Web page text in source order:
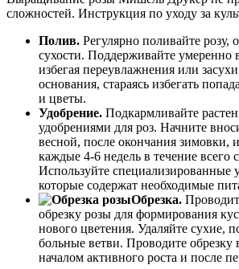
сложностей. Инструкция по уходу за
Полив. Регулярно поливайте розу,
сухости. Поддерживайте умеренно
избегая переувлажнения или
основания, стараясь избегать
и цветы.
Удобрение. Подкармливайте
удобрениями для роз. Начните
весной, после окончания зимовки,
каждые 4-6 недель в течение всего
Используйте специализированные
которые содержат необходимые
Обрезка.
обрезку розы для формирования
нового цветения. Удаляйте сухие,
больные ветви. Проводите обрезку
началом активного роста и после